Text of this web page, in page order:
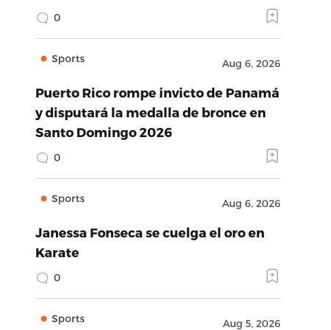
0
Sports Aug 6, 2026
Puerto Rico rompe invicto de Panamá
y disputará la medalla de bronce en
Santo Domingo 2026
0
Sports Aug 6, 2026
Janessa Fonseca se cuelga el oro en
Karate
0
Sports Aug 5, 2026